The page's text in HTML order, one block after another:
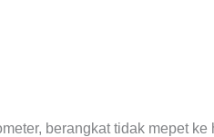
berangkat tidak mepet